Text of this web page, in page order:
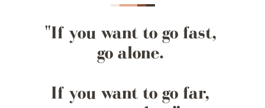
"If you want to go fast,
go alone.
If you want to go far,